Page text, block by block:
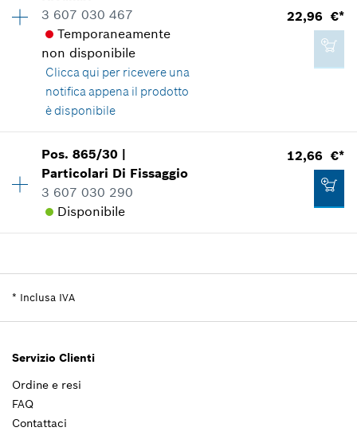
Aggiungere al carrello
105,84 €*
*Inclusa IVA
Informazioni parti di ricambio
Applicazione del ricambio
Mostrare nell'illustrazione
46,49 €*
*Inclusa IVA
Aggiungere al carrello
3 607 030 467
Temporaneamente
non disponibile
Clicca qui per ricevere una
notifica appena il prodotto
è disponibile
22,96 €*
Gruppo prezzo
Informazioni parti di ricambio
Applicazione del ricambio
22,96 €*
Pos.865/30 |
Particolari Di Fissaggio
3 607 030 290
Disponibile
12,66 €*
Gruppo prezzo:25
Informazioni parti di ricambio
* Inclusa IVA
Servizio Clienti
Ordine e resi
FAQ
Contattaci